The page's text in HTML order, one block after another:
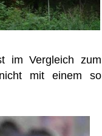
im Vergleich zum
mit einem so